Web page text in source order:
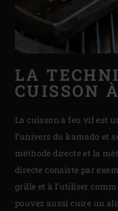
LA
CUISSON
La cuisson à feu vif est
l’univers du kamado et
méthode directe et la
directe consiste par
grille et à l’utiliser
pouvez aussi cuire un